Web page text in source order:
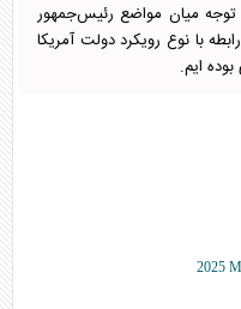
میان مواضع رئیس‌جمهور
با نوع رویکرد دولت آمریکا
ایم.
2025